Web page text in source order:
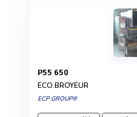
P55 650
ECO.BROYEUR
ECP GROUP®